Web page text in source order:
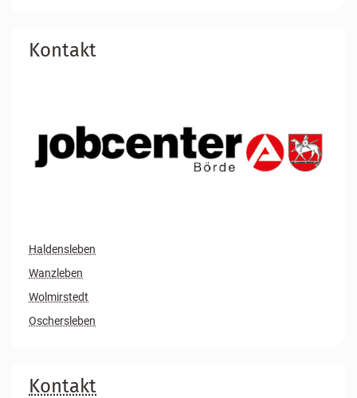
Kontakt
Haldensleben
Wanzleben
Wolmirstedt
Oschersleben
Kontakt